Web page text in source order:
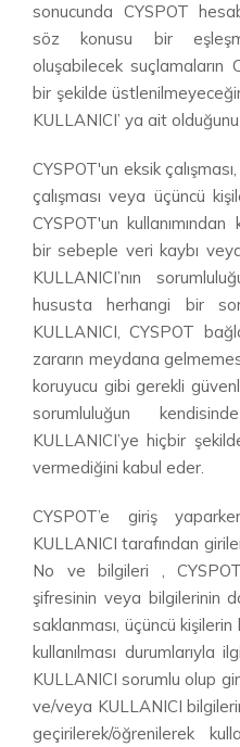
sonucunda CYSPOT
söz konusu bir
oluşabilecek suçlamaların
bir şekilde
KULLANICI’ ya ait
CYSPOT'un eksik
çalışması veya üçüncü
CYSPOT'un
bir sebeple veri kaybı
KULLANICI’nın
hususta herhangi bir
KULLANICI, CYSPOT
zararın meydana
koruyucu gibi gerekli
sorumluluğun
KULLANICI’ye hiçbir
vermediğini kabul eder.
CYSPOT’e giriş
KULLANICI tarafından
No ve bilgileri ,
şifresinin veya bilgilerinin
saklanması, üçüncü
kullanılması durumlarıyla
KULLANICI sorumlu olup
ve/veya KULLANICI
geçirilerek/öğrenilerek